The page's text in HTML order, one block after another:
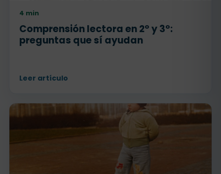
4 min
Comprensión lectora en 2º y 3º:
preguntas que sí ayudan
Leer artículo